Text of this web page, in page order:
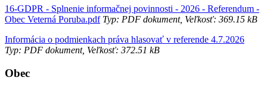
16-GDPR - Splnenie informačnej povinnosti - 2026 - Referendum -
Obec Veterná Poruba.pdfTyp: PDF dokument, Veľkosť: 369.15 kB
Informácia o podmienkach práva hlasovať v referende 4.7.2026
Typ: PDF dokument, Veľkosť: 372.51 kB
Obec